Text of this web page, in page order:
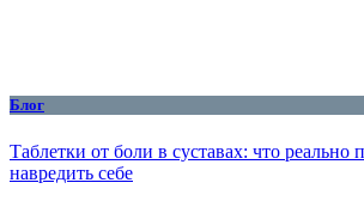
Блог
Таблетки от боли в суставах: что реально
навредить себе